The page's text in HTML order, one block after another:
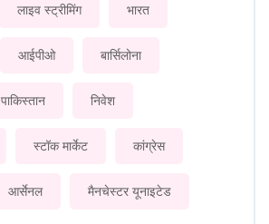
लाइव स्ट्रीमिंग भारत
आईपीओ बार्सिलोना
पाकिस्तान निवेश
स्टॉक मार्केट कांग्रेस
आर्सेनल मैनचेस्टर यूनाइटेड